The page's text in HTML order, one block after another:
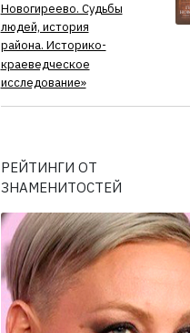
Новогиреево. Судьбы
людей, история
района. Историко-
краеведческое
исследование»
РЕЙТИНГИ ОТ
ЗНАМЕНИТОСТЕЙ